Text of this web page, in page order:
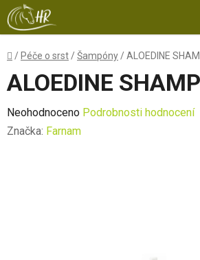
Přejít
na
obsah
Domů
/ Péče o srst /Šampóny /ALOEDINE
ALOEDINE
Průměrné
hodnocení
Neohodnoceno Podrobnosti hodnocení
Značka: Farnam